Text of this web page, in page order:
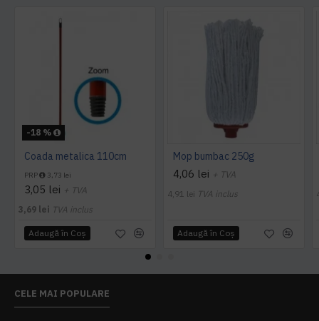
-18 %
Coada metalica 110cm
PRP 3,73 lei
3,05 lei + TVA
3,69 lei TVA inclus
Adaugă în Coş
Mop bumbac 250g
4,06 lei + TVA
4,91 lei TVA inclus
Adaugă în Coş
CELE MAI POPULARE